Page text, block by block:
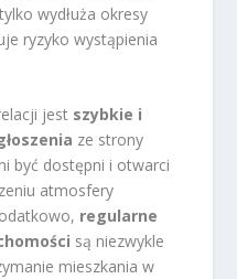
wydłuża okresy
ryzyko wystąpienia
jest szybkie i
ze strony
być dostępni i otwarci
atmosfery
regularne
są niezwykle
mieszkania w